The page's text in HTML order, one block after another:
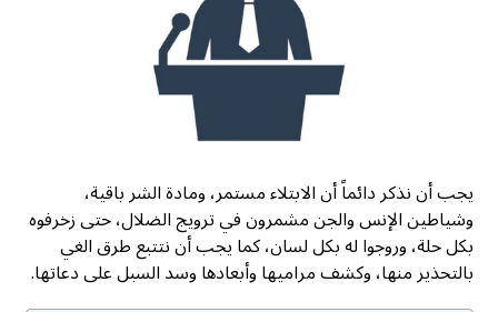
يجب أن نذكر دائماً أن الابتلاء مستمر، ومادة الشر باقية،
وشياطين الإنس والجن مشمرون في ترويج الضلال، حتى زخرفوه
بكل حلة، وروجوا له بكل لسان، كما يجب أن نتتبع طرق الغي
بالتحذير منها، وكشف مراميها وأبعادها وسد السبل على دعاتها.